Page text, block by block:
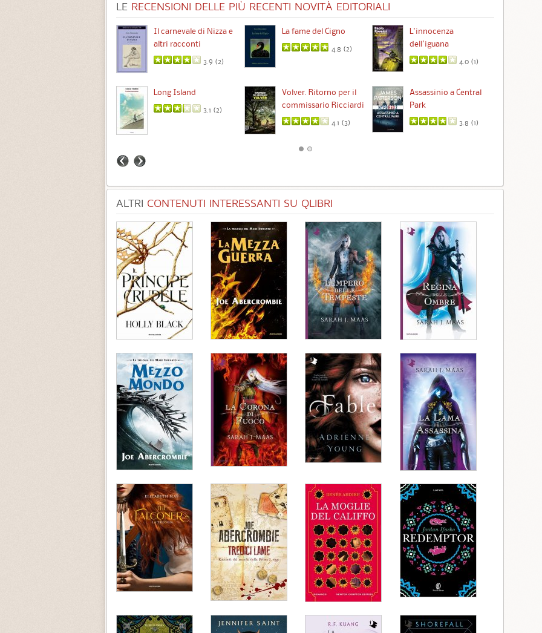
LE RECENSIONI DELLE PIÙ RECENTI NOVITÀ EDITORIALI
Il carnevale di Nizza e
altri racconti
3.9 (2)
La fame del Cigno
4.8 (2)
L'innocenza
dell'iguana
4.0 (1)
Long Island
3.1 (2)
Volver. Ritorno per il
commissario Ricciardi
4.1 (3)
Assassinio a Central
Park
3.8 (1)
ALTRI CONTENUTI INTERESSANTI SU QLIBRI